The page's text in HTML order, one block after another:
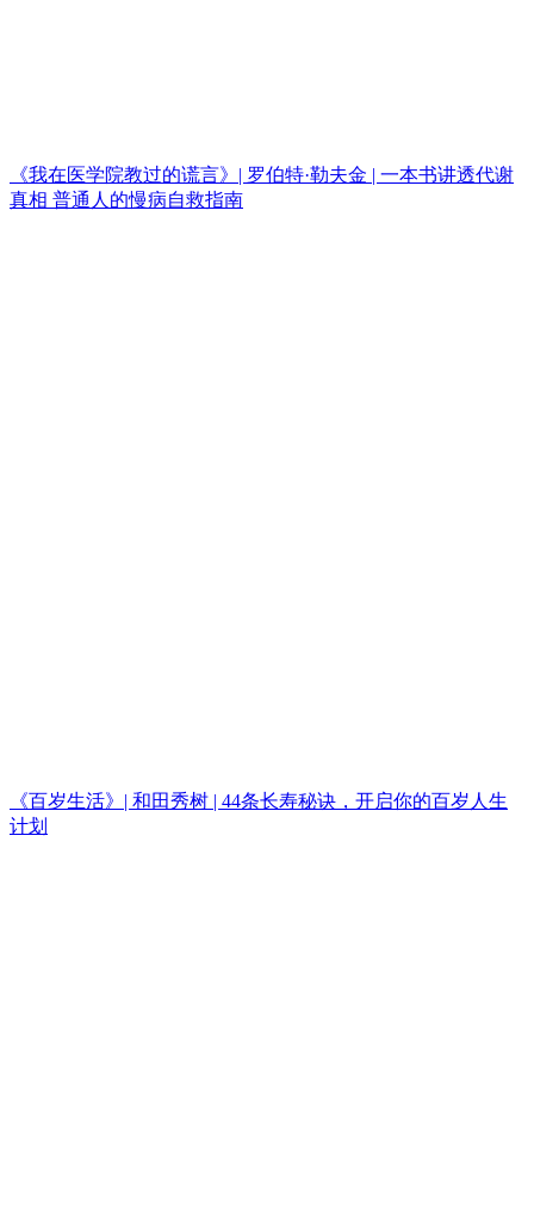
《我在医学院教过的谎言》| 罗伯特·勒夫金 | 一本书讲透代谢
真相 普通人的慢病自救指南
《百岁生活》| 和田秀树 | 44条长寿秘诀，开启你的百岁人生
计划